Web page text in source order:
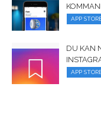
APP
DU KAN
APP